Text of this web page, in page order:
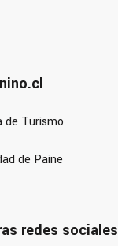
de Turismo
de Paine
redes sociales